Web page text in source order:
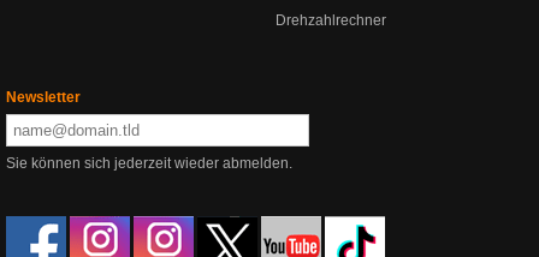
Drehzahlrechner
Newsletter
Sie können sich jederzeit wieder abmelden.